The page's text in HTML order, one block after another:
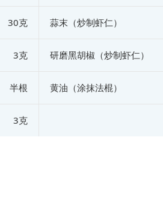
30克 蒜末（炒制虾仁）
3克 研磨黑胡椒（炒制虾仁）
半根 黄油（涂抹法棍）
3克